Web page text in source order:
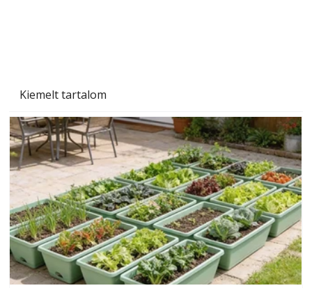
Kiemelt tartalom